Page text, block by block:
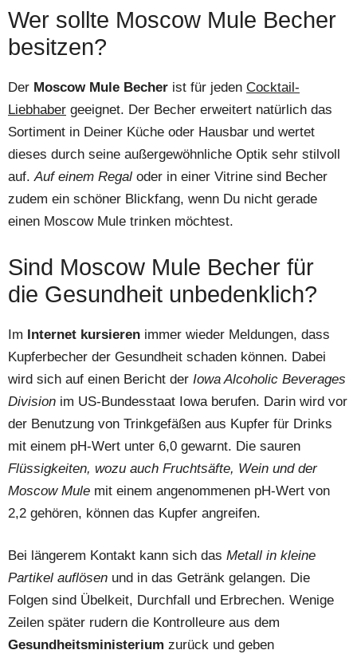
Wer sollte Moscow Mule Becher
besitzen?
Der Moscow Mule Becher ist für jeden Cocktail-
Liebhaber geeignet. Der Becher erweitert natürlich das
Sortiment in Deiner Küche oder Hausbar und wertet
dieses durch seine außergewöhnliche Optik sehr stilvoll
auf.Auf einem Regal oder in einer Vitrine sind Becher
zudem ein schöner Blickfang, wenn Du nicht gerade
einen Moscow Mule trinken möchtest.
Sind Moscow Mule Becher für
die Gesundheit unbedenklich?
Im Internet kursieren immer wieder Meldungen, dass
Kupferbecher der Gesundheit schaden können. Dabei
wird sich auf einen Bericht der Iowa Alcoholic Beverages
Division im US-Bundesstaat Iowa berufen. Darin wird vor
der Benutzung von Trinkgefäßen aus Kupfer für Drinks
mit einem pH-Wert unter 6,0 gewarnt. Die sauren
Flüssigkeiten, wozu auch Fruchtsäfte, Wein und der
Moscow Mule mit einem angenommenen pH-Wert von
2,2 gehören, können das Kupfer angreifen.
Bei längerem Kontakt kann sich das Metall in kleine
Partikel auflösen und in das Getränk gelangen. Die
Folgen sind Übelkeit, Durchfall und Erbrechen. Wenige
Zeilen später rudern die Kontrolleure aus dem
Gesundheitsministerium zurück und geben